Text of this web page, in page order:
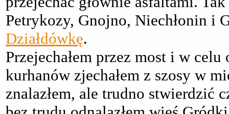
Petrykozy, Gnojno, Niechłonin i
Działdówkę.
Przejechałem przez most i w
kurhanów zjechałem z szosy w
znalazłem, ale trudno stwierdzić